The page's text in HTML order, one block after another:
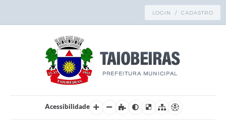
LOGIN / CADASTRO
Acessibilidade